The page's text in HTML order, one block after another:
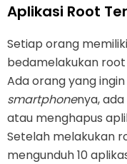
Aplikasi Root
Setiap orang
bedamelakukan
Ada orang yang
smartphonenya,
atau menghapus
Setelah melakukan
mengunduh 10